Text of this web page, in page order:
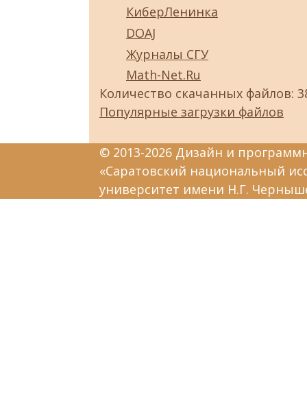
КиберЛенинка
DOAJ
Журналы СГУ
Math-Net.Ru
Количество скачанных файлов:
Популярные загрузки файлов
© 2013-2026 Дизайн и
«Саратовский национальный
университет имени Н.Г.